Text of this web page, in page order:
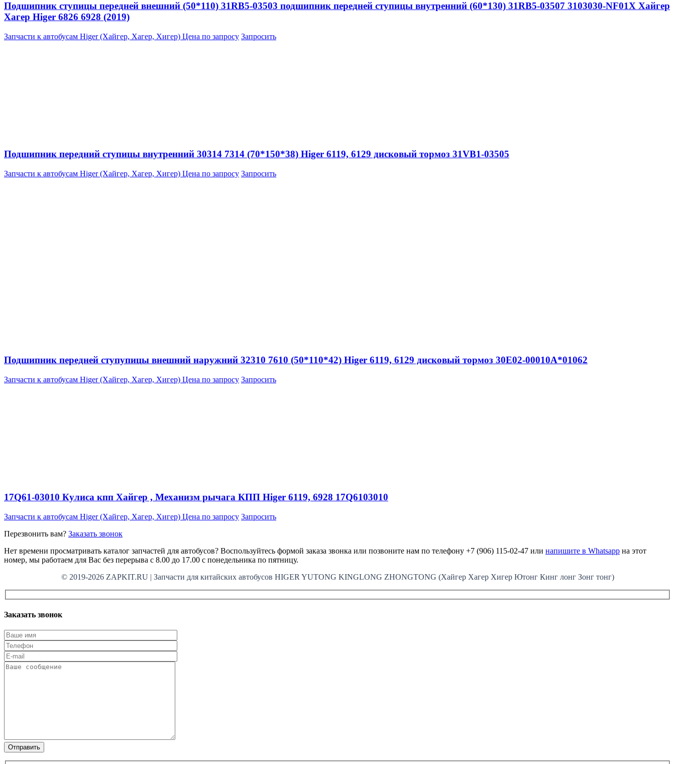
Подшипник ступицы передней внешний (50*110) 31RB5-03503 подшипник передней ступицы внутренний (60*130) 31RB5-03507 3103030-NF01X Хайгер
Хагер Higer 6826 6928 (2019)
Запчасти к автобусам Higer (Хайгер, Хагер, Хигер) Цена по запросу Запросить
Подшипник передний ступицы внутренний 30314 7314 (70*150*38) Higer 6119, 6129 дисковый тормоз 31VB1-03505
Запчасти к автобусам Higer (Хайгер, Хагер, Хигер) Цена по запросу Запросить
Подшипник передней ступупицы внешний наружний 32310 7610 (50*110*42) Higer 6119, 6129 дисковый тормоз 30E02-00010A*01062
Запчасти к автобусам Higer (Хайгер, Хагер, Хигер) Цена по запросу Запросить
17Q61-03010 Кулиса кпп Хайгер , Механизм рычага КПП Higer 6119, 6928 17Q6103010
Запчасти к автобусам Higer (Хайгер, Хагер, Хигер) Цена по запросу Запросить
Перезвонить вам? Заказать звонок
Нет времени просматривать каталог запчастей для автобусов? Воспользуйтесь формой заказа звонка или позвоните нам по телефону +7 (906) 115-02-47 или напишите в Whatsapp на этот
номер, мы работаем для Вас без перерыва с 8.00 до 17.00 с понедельника по пятницу.
© 2019-2026 ZAPKIT.RU | Запчасти для китайских автобусов HIGER YUTONG KINGLONG ZHONGTONG (Хайгер Хагер Хигер Ютонг Кинг лонг Зонг тонг)
Заказать звонок